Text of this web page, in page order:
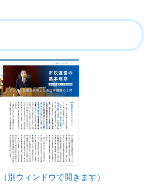
別ウィンドウで開きます）